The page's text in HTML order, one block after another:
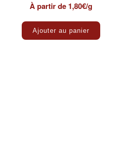
À partir de 1,80€/g
Ajouter au panier